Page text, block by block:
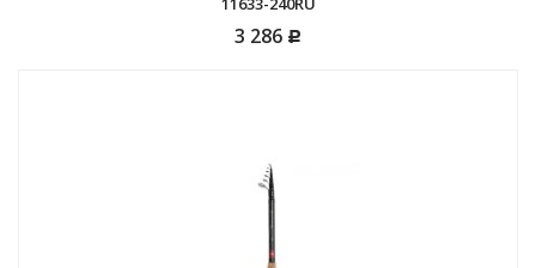
3 286 Р